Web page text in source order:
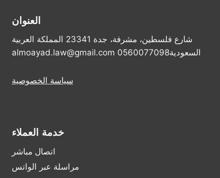
العنوان
شارع فلسطين، مشرفة، جدة 23341 المملكة العربية
السعودية0560077098 almoayad.law@gmail.com
سياسة الخصوصية
خدمة العملاء
اتصال مباشر
مراسلة عبر الواتس